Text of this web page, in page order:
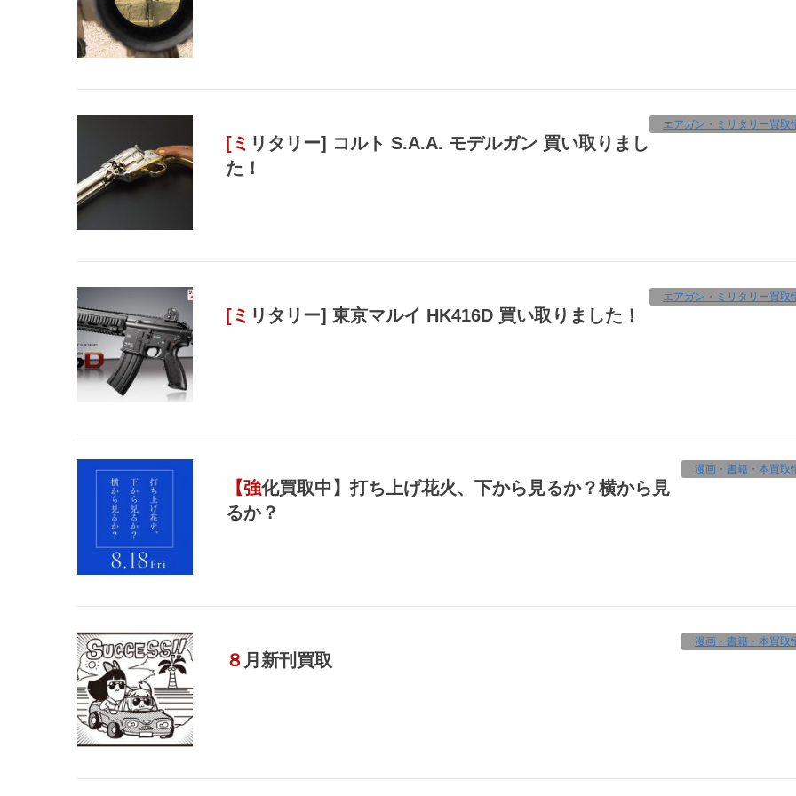
エアガン・ミリタリー買取
[ミリタリー] コルト S.A.A. モデルガン 買い取りまし
た！
エアガン・ミリタリー買取
[ミリタリー] 東京マルイ HK416D 買い取りました！
漫画・書籍・本買取
【強化買取中】打ち上げ花火、下から見るか？横から見
るか？
漫画・書籍・本買取
８月新刊買取